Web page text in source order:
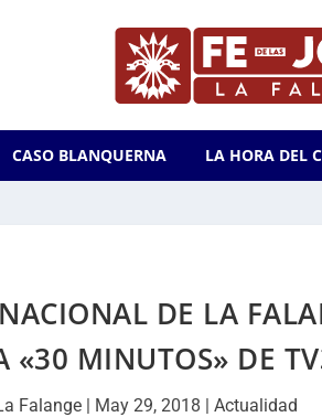
CASO BLANQUERNA LA HORA DEL
DE LA
«30 MINUTOS» DE
Falange | May 29, 2018 |Actualidad